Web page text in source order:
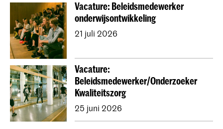
Vacature: Beleidsmedewerker
onderwijsontwikkeling
21 juli 2026
Vacature:
Beleidsmedewerker/Onderzoeker
Kwaliteitszorg
25 juni 2026